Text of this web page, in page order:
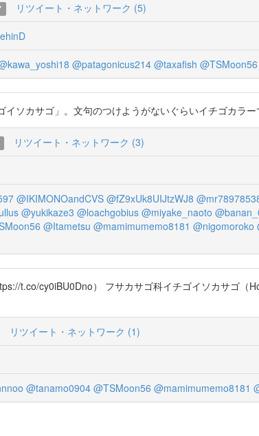
リツイート・ネットワーク (5)
@patagonicus214 @taxafish @TSMoon56
ソカサゴ」。文句のつけようがないぐらいイチゴカラ
リツイート・ネットワーク (3)
@IKIMONOandCVS @fZ9xUk8UIJtzWJ8
@yukikaze3 @loachgobius @miyake_naoto
@Itametsu @mamimumemo8181 @nigomoroko
t.co/cy0iBU0Dno） フサカサゴ科イチゴイソカサゴ（
リツイート・ネットワーク (1)
@tanamo0904 @TSMoon56 @mamimumemo8181